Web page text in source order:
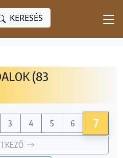
KERESÉS
(83
3 4 5 6 7